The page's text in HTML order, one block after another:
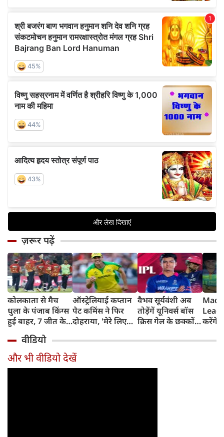
ज़रूर पढ़ें
कोलकाता से मैच
धुला के पंजाब किंग्स
हुई बाहर, 7 जीत के
ऑस्ट्रेलियाई कप्तान
पैट कमिंस ने फिर
दोहराया, 'मेरे लिए
वैभव सूर्यवंशी अब
तोड़ेंगें यूनिवर्स बॉस
क्रिस गेल के छक्कों
करेंगे
टीम में
वीडियो
और भी वीडियो देखें